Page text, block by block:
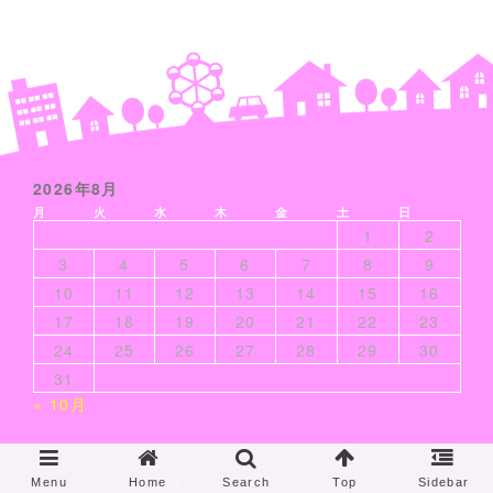
2026年8月
月 火 水 木 金 土 日
1
2
3
4 5 6 7 8
9
10
11 12 13 14 15
16
17
18 19 20 21 22
23
24
25 26 27 28 29
30
31
« 10月
Copyright © 2026 test Inc. All Right Reserved.
Menu Home Search Top Sidebar